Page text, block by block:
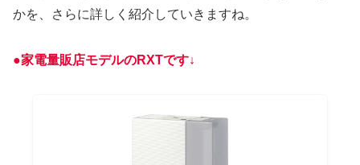
かを、さらに詳しく紹介していきますね。
●家電量販店モデルのRXTです↓